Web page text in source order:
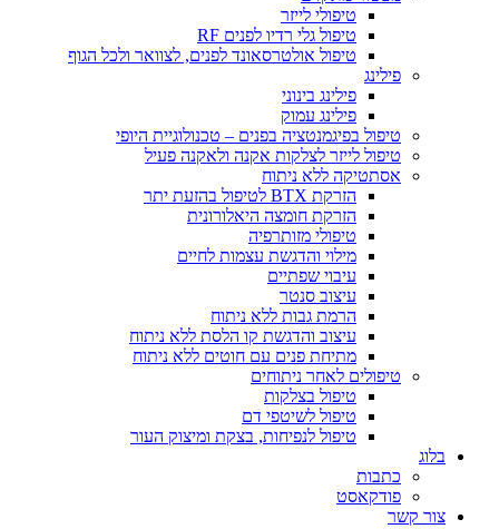
טיפול גלי רדיו לפנים RF
טיפול אולטרסאונד לפנים, לצוואר ולכל הגוף
טיפול בפיגמנטציה בפנים – טכנולוגיית היופי
טיפול לייזר לצלקות אקנה ולאקנה פעיל
אסתטיקה ללא ניתוח
הזרקת חומצה היאלורונית
טיפולי מזותרפיה
מילוי והדגשת עצמות לחיים
עיבוי שפתיים
הרמת גבות ללא ניתוח
עיצוב והדגשת קו הלסת ללא ניתוח
מתיחת פנים עם חוטים ללא ניתוח
טיפולים לאחר ניתוחים
טיפול בצלקות
טיפול לשיטפי דם
טיפול לנפיחות, בצקת ומיצוק העור